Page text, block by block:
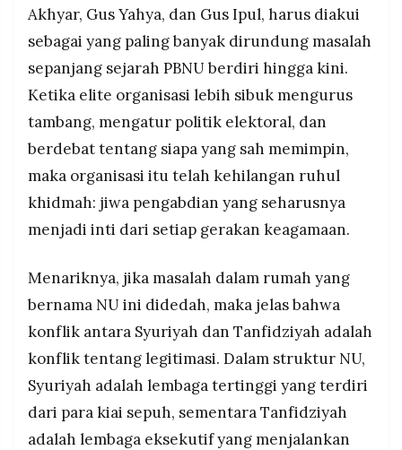
Akhyar, Gus Yahya, dan Gus Ipul, harus diakui
sebagai yang paling banyak dirundung masalah
sepanjang sejarah PBNU berdiri hingga kini.
Ketika elite organisasi lebih sibuk mengurus
tambang, mengatur politik elektoral, dan
berdebat tentang siapa yang sah memimpin,
maka organisasi itu telah kehilangan ruhul
khidmah: jiwa pengabdian yang seharusnya
menjadi inti dari setiap gerakan keagamaan.
Menariknya, jika masalah dalam rumah yang
bernama NU ini didedah, maka jelas bahwa
konflik antara Syuriyah dan Tanfidziyah adalah
konflik tentang legitimasi. Dalam struktur NU,
Syuriyah adalah lembaga tertinggi yang terdiri
dari para kiai sepuh, sementara Tanfidziyah
adalah lembaga eksekutif yang menjalankan